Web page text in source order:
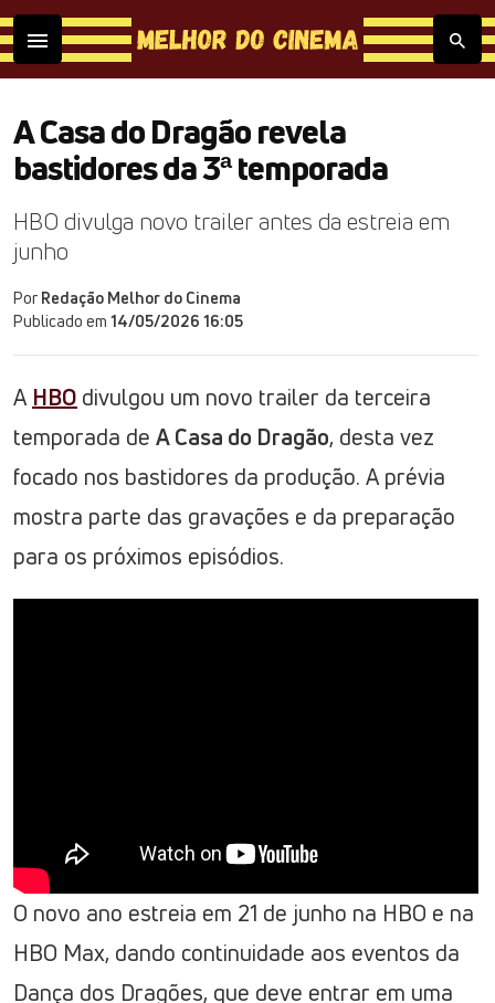
A Casa do Dragão revela
bastidores da 3ª temporada
HBO divulga novo trailer antes da estreia em
junho
Por Redação Melhor do Cinema
Publicado em 14/05/2026 16:05
A HBO divulgou um novo trailer da terceira
temporada de A Casa do Dragão, desta vez
focado nos bastidores da produção. A prévia
mostra parte das gravações e da preparação
para os próximos episódios.
O novo ano estreia em 21 de junho na HBO e na
HBO Max, dando continuidade aos eventos da
Dança dos Dragões, que deve entrar em uma